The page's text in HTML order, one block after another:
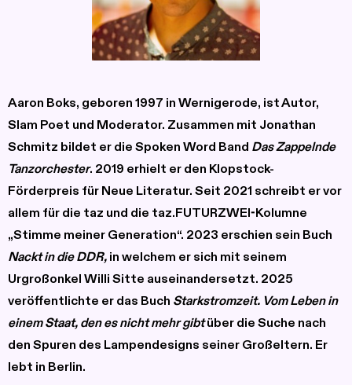
Aaron Boks, geboren 1997 in Wernigerode, ist Autor,
Slam Poet und Moderator. Zusammen mit Jonathan
Schmitz bildet er die Spoken Word Band Das Zappelnde
Tanzorchester. 2019 erhielt er den Klopstock-
Förderpreis für Neue Literatur. Seit 2021 schreibt er vor
allem für die taz und die taz.FUTURZWEI-Kolumne
„Stimme meiner Generation“. 2023 erschien sein Buch
Nackt in die DDR, in welchem er sich mit seinem
Urgroßonkel Willi Sitte auseinandersetzt. 2025
veröffentlichte er das Buch Starkstromzeit. Vom Leben in
einem Staat, den es nicht mehr gibtüber die Suche nach
den Spuren des Lampendesigns seiner Großeltern. Er
lebt in Berlin.